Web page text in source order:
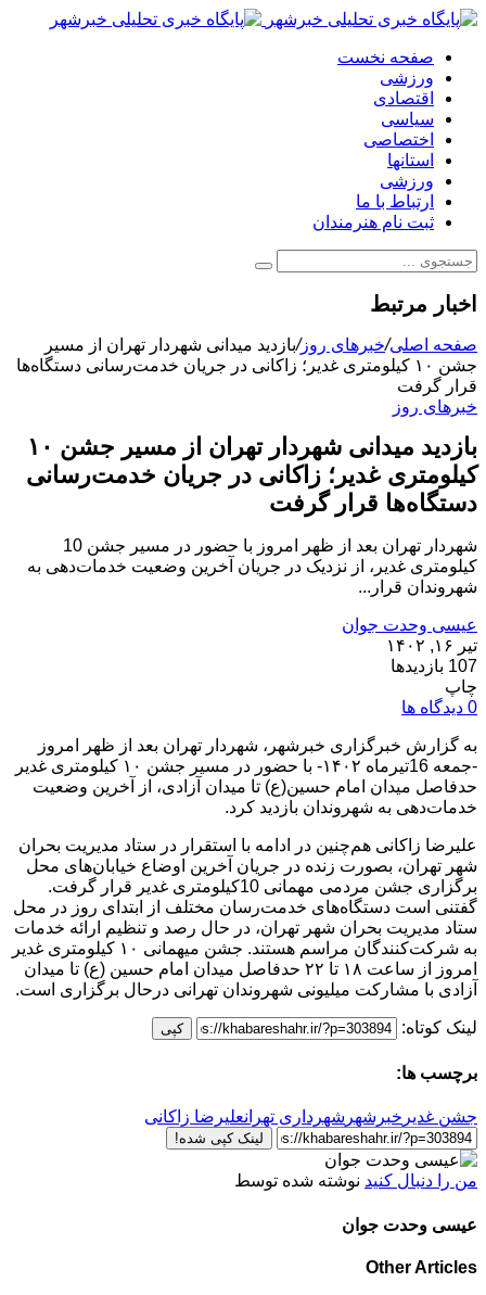
صفحه نخست
ورزشی
اقتصادی
سیاسی
اختصاصی
استانها
ورزشی
ارتباط با ما
ثبت نام هنرمندان
اخبار مرتبط
صفحه اصلی/خبرهای روز/بازدید میدانی شهردار تهران از مسیر
جشن ۱۰ کیلومتری غدیر؛ زاکانی در جریان خدمت‌رسانی دستگاه‌ها
قرار گرفت
خبرهای روز
بازدید میدانی شهردار تهران از مسیر جشن ۱۰
کیلومتری غدیر؛ زاکانی در جریان خدمت‌رسانی
دستگاه‌ها قرار گرفت
شهردار تهران بعد از ظهر امروز با حضور در مسیر جشن 10
کیلومتری غدیر، از نزدیک در جریان آخرین وضعیت خدمات‌دهی به
شهروندان قرار...
عیسی وحدت جوان
تیر ۱۶, ۱۴۰۲
107 بازدیدها
چاپ
0 دیدگاه ها
به گزارش خبرگزاری خبرشهر، شهردار تهران بعد از ظهر امروز
-جمعه 16تیرماه ۱۴۰۲- با حضور در مسیر جشن ۱۰ کیلومتری غدیر
حدفاصل میدان امام حسین(ع) تا میدان آزادی، از آخرین وضعیت
خدمات‌دهی به شهروندان بازدید کرد.
علیرضا زاکانی هم‌چنین در ادامه با استقرار در ستاد مدیریت بحران
شهر تهران، بصورت زنده در جریان آخرین اوضاع خیابان‌های محل
برگزاری جشن مردمی مهمانی 10کیلومتری غدیر قرار گرفت.
گفتنی است دستگاه‌های خدمت‌رسان مختلف از ابتدای روز در محل
ستاد مدیریت بحران شهر تهران، در حال رصد و تنظیم ارائه خدمات
به شرکت‌کنندگان مراسم هستند. جشن میهمانی ۱۰ کیلومتری غدیر
امروز از ساعت ۱۸ تا ۲۲ حدفاصل میدان امام حسین (ع) تا میدان
آزادی با مشارکت میلیونی شهروندان تهرانی درحال برگزاری است.
لینک کوتاه: کپی
برچسب ها:
جشن غدیر خبرشهر شهرداری تهرانعلیرضا زاکانی
لینک کپی شده!
من را دنبال کنید نوشته شده توسط
عیسی وحدت جوان
Other Articles